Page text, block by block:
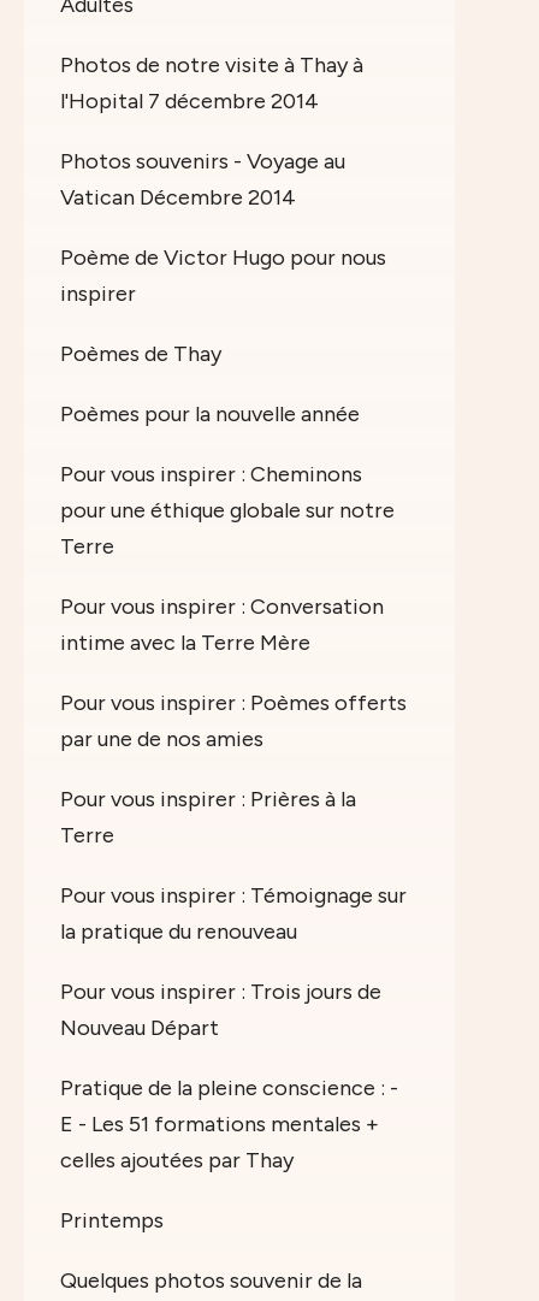
Photos de notre visite à Thay à
l'Hopital 7 décembre 2014
Photos souvenirs - Voyage au
Vatican Décembre 2014
Poème de Victor Hugo pour nous
inspirer
Poèmes de Thay
Poèmes pour la nouvelle année
Pour vous inspirer : Cheminons
pour une éthique globale sur notre
Terre
Pour vous inspirer : Conversation
intime avec la Terre Mère
Pour vous inspirer : Poèmes offerts
par une de nos amies
Pour vous inspirer : Prières à la
Terre
Pour vous inspirer : Témoignage sur
la pratique du renouveau
Pour vous inspirer : Trois jours de
Nouveau Départ
Pratique de la pleine conscience : -
E - Les 51 formations mentales +
celles ajoutées par Thay
Printemps
Quelques photos souvenir de la